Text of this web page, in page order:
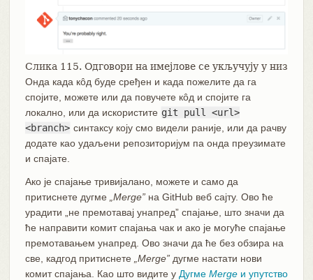
Слика 115. Одговори на имејлове се укључују у низ
Онда када кôд буде сређен и када пожелите да га
спојите, можете или да повучете кôд и спојите га
локално, или да искористите git pull <url>
<branch> синтаксу коју смо видели раније, или да рачву
додате као удаљени репозиторијум па онда преузимате
и спајате.
Ако је спајање тривијалано, можете и само да
притиснете дугме „Merge”на GitHub веб сајту. Ово ће
урадити „не премотавај унапред” спајање, што значи да
ће направити комит спајања чак и ако је могуће спајање
премотавањем унапред. Ово значи да ће без обзира на
све, кадгод притиснете „Merge”дугме настати нови
комит спајања. Као што видите у Дугме Mergeи упутство